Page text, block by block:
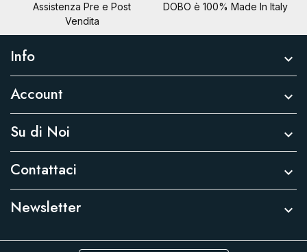
Assistenza Pre e Post
Vendita
DOBO è 100% Made In Italy
Info 
Account 
Su di Noi 
Contattaci 
Newsletter 